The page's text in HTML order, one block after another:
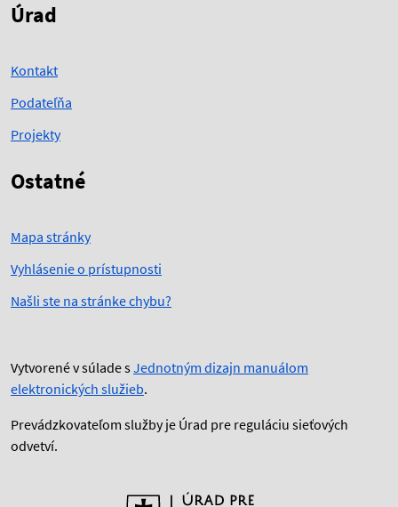
Úrad
Kontakt
Podateľňa
Projekty
Ostatné
Mapa stránky
Vyhlásenie o prístupnosti
Našli ste na stránke chybu?
Vytvorené v súlade sJednotným dizajn manuálom
elektronických služieb.
Prevádzkovateľom služby je Úrad pre reguláciu sieťových
odvetví.